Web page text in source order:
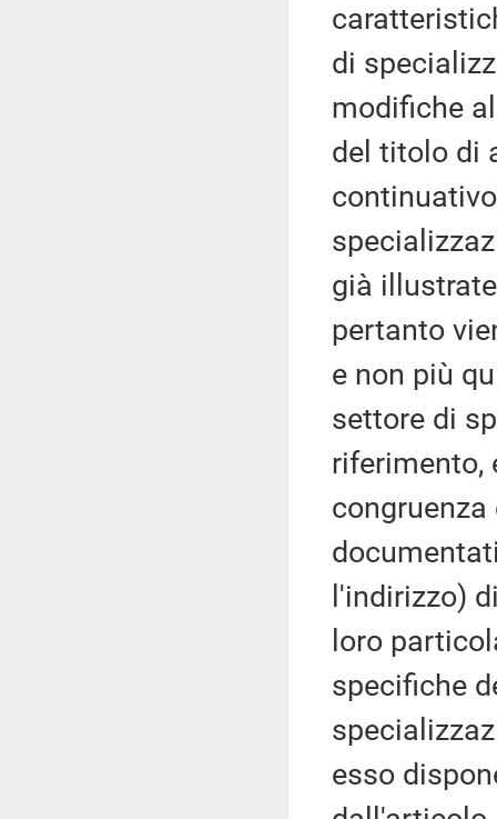
di
modifiche
del titolo di
già
pertanto
e non più
settore di
riferimento,
l'indirizzo)
loro
specifiche
esso